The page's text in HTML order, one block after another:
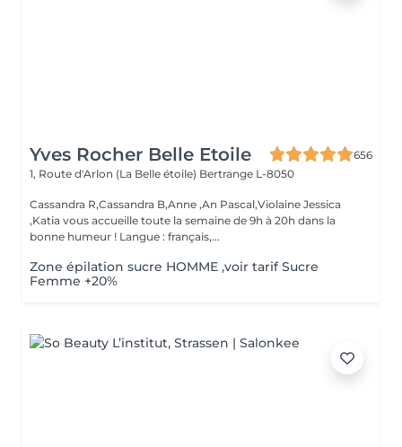
Yves Rocher Belle Etoile
656
1, Route d'Arlon (La Belle étoile) Bertrange L-8050
Cassandra R,Cassandra B,Anne ,An Pascal,Violaine Jessica
,Katia vous accueille toute la semaine de 9h à 20h dans la
bonne humeur ! Langue : français,...
Zone épilation sucre HOMME ,voir tarif Sucre
Femme +20%